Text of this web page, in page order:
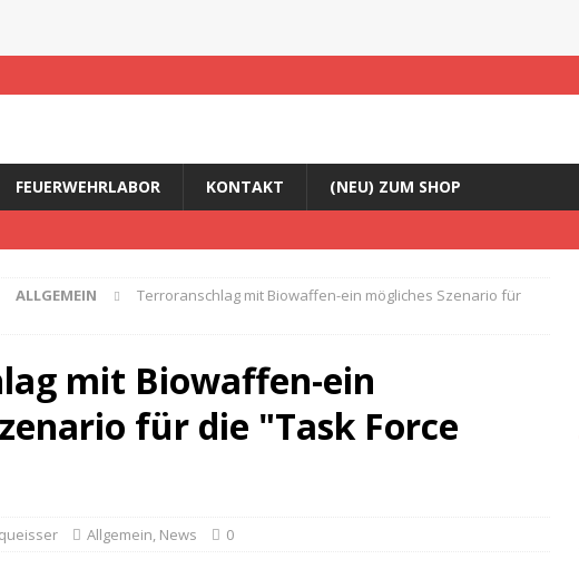
FEUERWEHRLABOR KONTAKT (NEU) ZUM SHOP
ALLGEMEIN
Terroranschlag mit Biowaffen-ein mögliches Szenario für
mit Biowaffen-ein
für die "Task Force
Allgemein, News 0